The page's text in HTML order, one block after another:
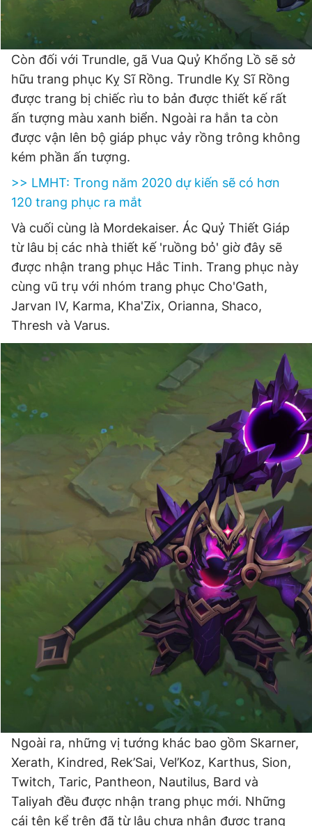
Còn đối với Trundle, gã Vua Quỷ Khổng Lồ sẽ sở
hữu trang phục Kỵ Sĩ Rồng. Trundle Kỵ Sĩ Rồng
được trang bị chiếc rìu to bản được thiết kế rất
ấn tượng màu xanh biển. Ngoài ra hắn ta còn
được vận lên bộ giáp phục vảy rồng trông không
kém phần ấn tượng.
>> LMHT: Trong năm 2020 dự kiến sẽ có hơn
120 trang phục ra mắt
Và cuối cùng là Mordekaiser. Ác Quỷ Thiết Giáp
từ lâu bị các nhà thiết kế 'ruồng bỏ' giờ đây sẽ
được nhận trang phục Hắc Tinh. Trang phục này
cùng vũ trụ với nhóm trang phục Cho'Gath,
Jarvan IV, Karma, Kha'Zix, Orianna, Shaco,
Thresh và Varus.
Ngoài ra, những vị tướng khác bao gồm Skarner,
Xerath, Kindred, Rek’Sai, Vel’Koz, Karthus, Sion,
Twitch, Taric, Pantheon, Nautilus, Bard và
Taliyah đều được nhận trang phục mới. Những
cái tên kể trên đã từ lâu chưa nhận được trang